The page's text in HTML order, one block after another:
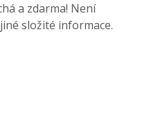
a zdarma! Není
složité informace.